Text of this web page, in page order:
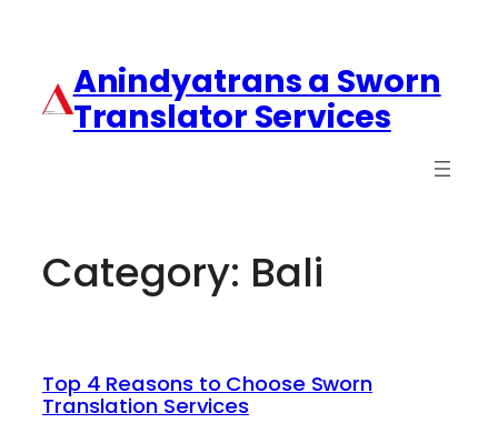
Anindyatrans a Sworn
Translator Services
Category: Bali
Top 4 Reasons to Choose Sworn
Translation Services